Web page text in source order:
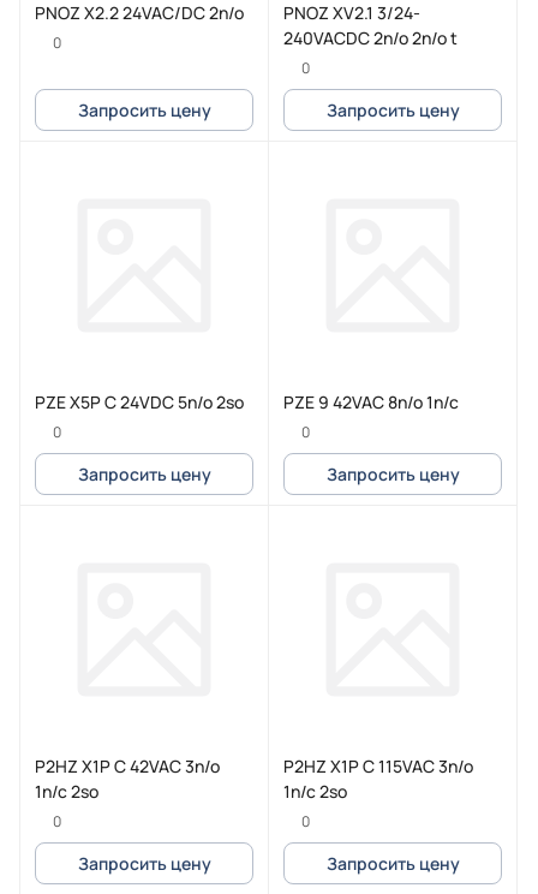
PNOZ X2.2 24VAC/DC 2n/o
0
Запросить цену
PNOZ XV2.1 3/24-
240VACDC 2n/o 2n/o t
0
Запросить цену
PZE X5P C 24VDC 5n/o 2so
0
Запросить цену
PZE 9 42VAC 8n/o 1n/c
0
Запросить цену
P2HZ X1P C 42VAC 3n/o
1n/c 2so
0
Запросить цену
P2HZ X1P C 115VAC 3n/o
1n/c 2so
0
Запросить цену